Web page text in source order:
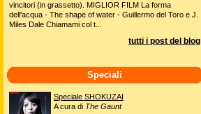
vincitori (in grassetto). MIGLIOR FILM La forma
dell'acqua - The shape of water - Guillermo del Toro e J.
Miles Dale Chiamami col t...
tutti i post del blog
Speciali
Speciale SHOKUZAI
A cura di The Gaunt